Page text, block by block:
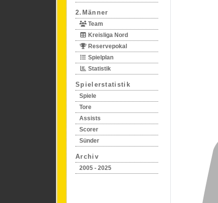
2.Männer
Team
Kreisliga Nord
Reservepokal
Spielplan
Statistik
Spielerstatistik
Spiele
Tore
Assists
Scorer
Sünder
Archiv
2005 - 2025